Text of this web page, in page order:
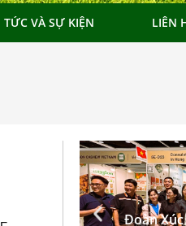
TỨC VÀ SỰ KIỆN LIÊN
Đoàn